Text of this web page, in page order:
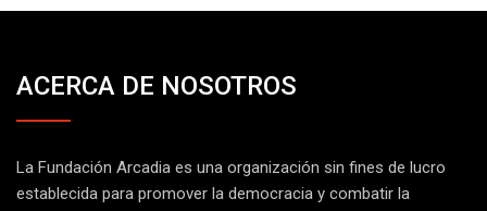
ACERCA DE NOSOTROS
La Fundación Arcadia es una organización sin fines de lucro
establecida para promover la democracia y combatir la